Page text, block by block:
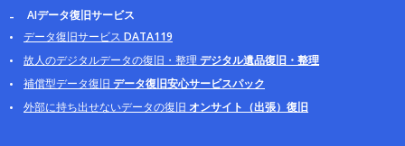
AIデータ復旧サービス
データ復旧サービス DATA119
故人のデジタルデータの復旧・整理 デジタル遺品復旧・整理
補償型データ復旧 データ復旧安心サービスパック
外部に持ち出せないデータの復旧 オンサイト（出張）復旧